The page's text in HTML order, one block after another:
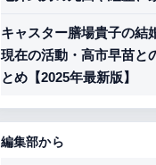
キャスター膳場貴子の結
現在の活動・高市早苗と
とめ【2025年最新版】
編集部から